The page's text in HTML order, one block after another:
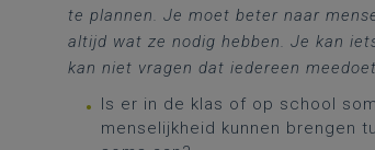
te plannen. Je moet beter naar
altijd wat ze nodig hebben. Je kan
kan niet vragen dat iedereen
Is er in de klas of op school
menselijkheid kunnen brengen